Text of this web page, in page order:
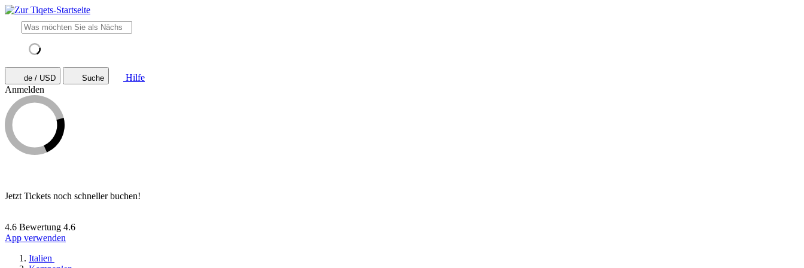
de / USD Suche
Hilfe
Anmelden
Jetzt Tickets noch schneller buchen!
4.6 Bewertung 4.6
App verwenden
Italien